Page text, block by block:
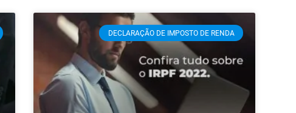
DECLARAÇÃO DE IMPOSTO DE RENDA